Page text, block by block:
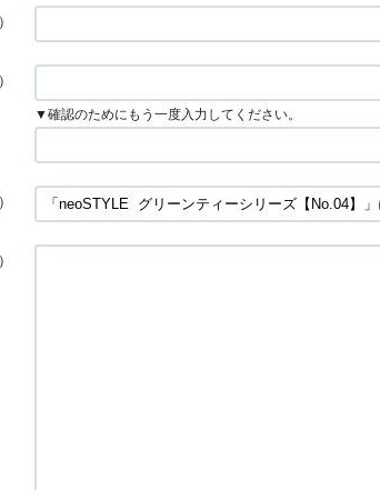
▼確認のためにもう一度入力してください。